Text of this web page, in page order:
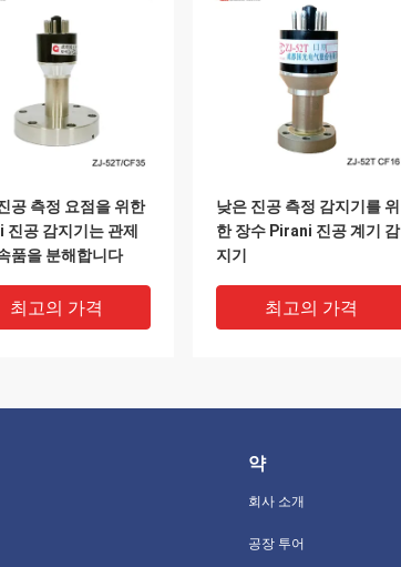
공 측정 요점을 위한
진공 감지기는 관제
품을 분해합니다
최고의 가격
낮은 진공 측정 감지기를 위
한 장수 Pirani 진공 계기 감
지기
최고의 가격
약
회사 소개
공장 투어